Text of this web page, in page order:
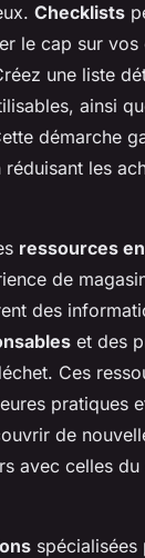
Checklists
le cap sur
une liste
ainsi
démarche
réduisant les
ressources
de
des
et des
Ces
pratiques
de
avec celles
spécialisées